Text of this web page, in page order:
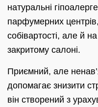
натуральні
парфумерних
собівартості, але й
закритому салоні.
Приємний, але
допомагає знизити
він створений з